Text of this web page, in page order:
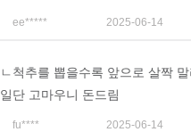
ee***** 2025-06-14
ㄴ척추를 뽑을수록 앞으로 살짝
일단 고마우니 돈드림
fu**** 2025-06-14